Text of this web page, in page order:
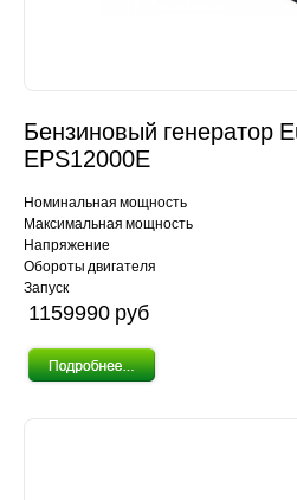
Бензиновый генератор
EPS12000E
Номинальная мощность
Максимальная мощность
Напряжение
Обороты двигателя
Запуск
1159990 pуб